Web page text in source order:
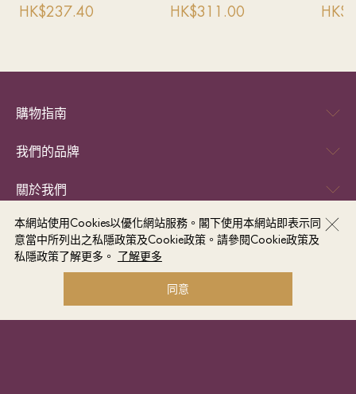
HK$237.40
HK$311.00
HK$
本網站使用Cookies以優化網站服務。閣下使用本網站即表示同
意當中所列出之私隱政策及Cookie政策。請參閱Cookie政策及
私隱政策了解更多。 了解更多
同意
購物指南
我們的品牌
關於我們
條款及細則